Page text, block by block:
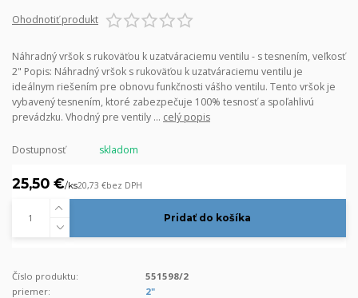
Ohodnotiť produkt
Náhradný vršok s rukoväťou k uzatváraciemu ventilu - s tesnením, veľkosť
2" Popis: Náhradný vršok s rukoväťou k uzatváraciemu ventilu je
ideálnym riešením pre obnovu funkčnosti vášho ventilu. Tento vršok je
vybavený tesnením, ktoré zabezpečuje 100% tesnosť a spoľahlivú
prevádzku. Vhodný pre ventily ... celý popis
Dostupnosť skladom
25,50 €/ks20,73 €bez DPH
Pridať do košíka
Číslo produktu:
551598/2
priemer:
2"